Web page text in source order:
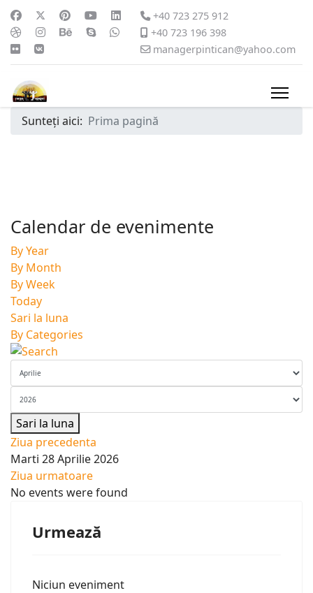
+40 723 275 912
+40 723 196 398
managerpintican@yahoo.com
Sunteți aici: Prima pagină
Calendar de evenimente
By Year
By Month
By Week
Today
Sari la luna
By Categories
Sari la luna
Ziua precedenta
Marti 28 Aprilie 2026
Ziua urmatoare
No events were found
Urmează
Niciun eveniment